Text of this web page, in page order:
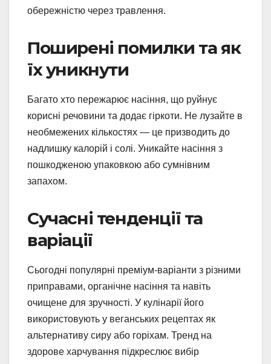
обережністю через травлення.
Поширені помилки та як
їх уникнути
Багато хто пережарює насіння, що руйнує
корисні речовини та додає гіркоти. Не лузайте в
необмежених кількостях — це призводить до
надлишку калорій і солі. Уникайте насіння з
пошкодженою упаковкою або сумнівним
запахом.
Сучасні тенденції та
варіації
Сьогодні популярні преміум-варіанти з різними
приправами, органічне насіння та навіть
очищене для зручності. У кулінарії його
використовують у веганських рецептах як
альтернативу сиру або горіхам. Тренд на
здорове харчування підкреслює вибір